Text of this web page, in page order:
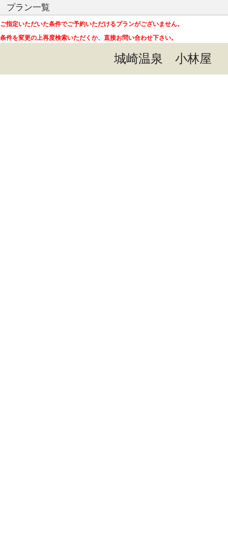
プラン一覧
ご指定いただいた条件でご予約いただけるプランがございません。
条件を変更の上再度検索いただくか、直接お問い合わせ下さい。
城崎温泉 小林屋